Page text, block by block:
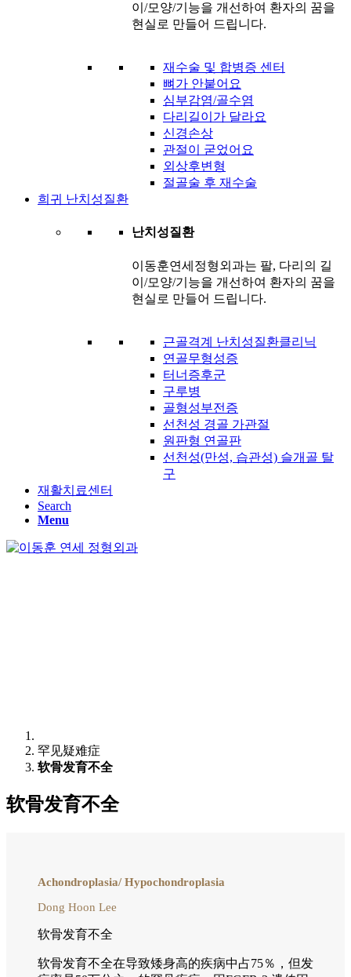
이/모양/기능을 개선하여 환자의 꿈을
현실로 만들어 드립니다.
재수술 및 합병증 센터
뼈가 안붙어요
심부감염/골수염
다리길이가 달라요
신경손상
관절이 굳었어요
외상후변형
절골술 후 재수술
희귀 난치성질환
난치성질환
이동훈연세정형외과는 팔, 다리의 길
이/모양/기능을 개선하여 환자의 꿈을
현실로 만들어 드립니다.
근골격계 난치성질환클리닉
연골무형성증
터너증후군
구루병
골형성부전증
선천성 경골 가관절
원판형 연골판
선천성(만성, 습관성) 슬개골 탈
구
재활치료센터
Search
Menu
罕见疑难症
软骨发育不全
软骨发育不全
Achondroplasia/ Hypochondroplasia
Dong Hoon Lee
软骨发育不全
软骨发育不全在导致矮身高的疾病中占75％，但发